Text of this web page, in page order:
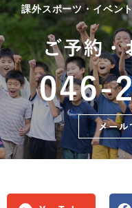
課外スポーツ・イベン